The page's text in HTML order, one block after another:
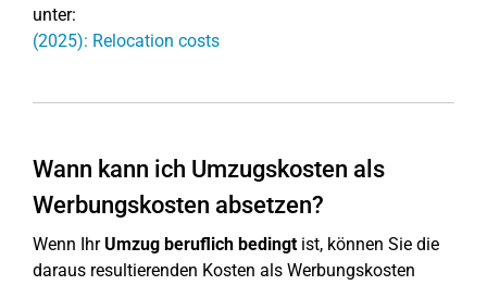
unter:
(2025): Relocation costs
Wann kann ich Umzugskosten als
Werbungskosten absetzen?
Wenn Ihr Umzug beruflich bedingtist, können Sie die
daraus resultierenden Kosten als Werbungskosten